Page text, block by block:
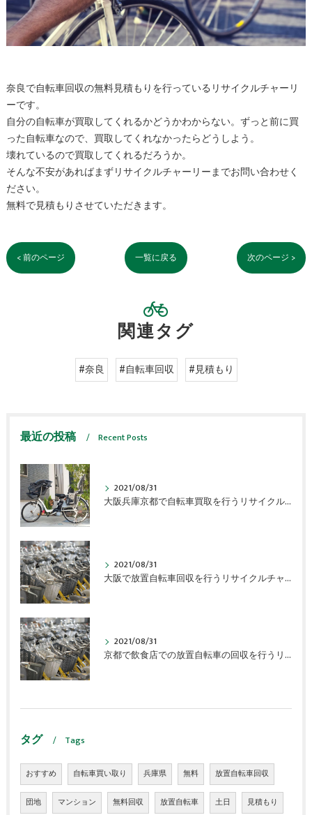
奈良で自転車回収の無料見積もりを行っているリサイクルチャーリ
ーです。
自分の自転車が買取してくれるかどうかわからない。ずっと前に買
った自転車なので、買取してくれなかったらどうしよう。
壊れているので買取してくれるだろうか。
そんな不安があればまずリサイクルチャーリーまでお問い合わせく
ださい。
無料で見積もりさせていただきます。
< 前のページ 一覧に戻る 次のページ >
関連タグ
#奈良 #自転車回収 #見積もり
最近の投稿 Recent Posts
2021/08/31
大阪兵庫京都で自転車買取を行うリサイクルチャーリーです。
2021/08/31
大阪で放置自転車回収を行うリサイクルチャーリー
2021/08/31
京都で飲食店での放置自転車の回収を行うリサイクルチャーリー
タグ Tags
おすすめ 自転車買い取り 兵庫県 無料 放置自転車回収
団地 マンション 無料回収 放置自転車 土日 見積もり